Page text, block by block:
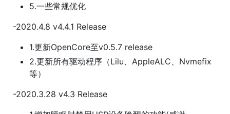
5.一些常规优化
-2020.4.8 v4.4.1 Release
1.更新OpenCore至v0.5.7 release
2.更新所有驱动程序（Lilu、AppleALC、Nvmefix
等）
-2020.3.28 v4.3 Release